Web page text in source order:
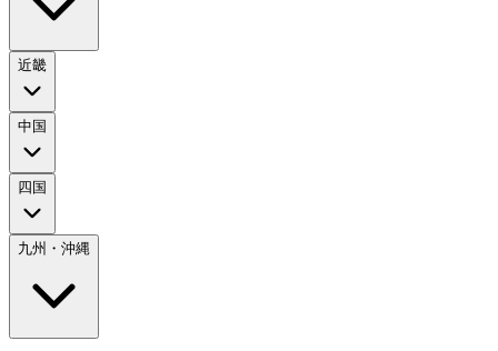
近畿
中国
四国
九州・沖縄